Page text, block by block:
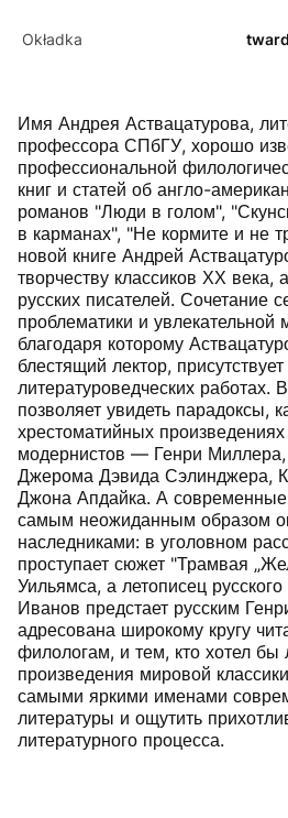
Okładka
Имя Андрея Аствацатурова,
профессора СПбГУ, хорошо
профессиональной
книг и статей об англо-
романов "Люди в голом",
в карманах", "Не кормите и не
новой книге Андрей
творчеству классиков ХХ века,
русских писателей. Сочетание
проблематики и
благодаря которому
блестящий лектор,
литературоведческих работах.
позволяет увидеть парадоксы,
хрестоматийных
модернистов — Генри
Джерома Дэвида Сэлинджера,
Джона Апдайка. А современные
самым неожиданным образом
наследниками: в уголовном
проступает сюжет "Трамвая
Уильямса, а летописец
Иванов предстает русским
адресована широкому кругу
филологам, и тем, кто хотел бы
произведения мировой
самыми яркими именами
литературы и ощутить
литературного процесса.